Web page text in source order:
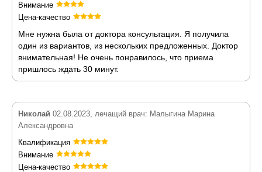
Внимание
Цена-качество
Мне нужна была от доктора консультация. Я получила
один из вариантов, из нескольких предложенных. Доктор
внимательная! Не очень понравилось, что приема
пришлось ждать 30 минут.
Николай 02.08.2023, лечащий врач: Малыгина Марина
Александровна
Квалификация
Внимание
Цена-качество